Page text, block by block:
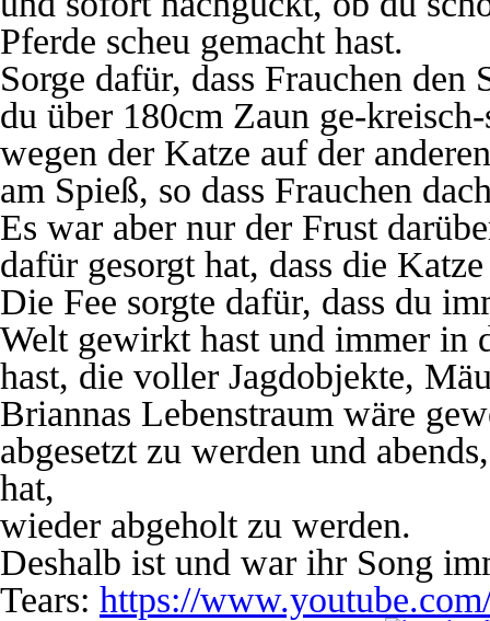
Pferde scheu gemacht hast.
Sorge dafür, dass Frauchen
du über 180cm Zaun ge-
wegen der Katze auf der
am Spieß, so dass Frauchen
Es war aber nur der Frust
dafür gesorgt hat, dass die
Die Fee sorgte dafür, dass du
Welt gewirkt hast und immer in
hast, die voller Jagdobjekte,
Briannas Lebenstraum wäre
abgesetzt zu werden und
hat,
wieder abgeholt zu werden.
Deshalb ist und war ihr Song
Tears: https://